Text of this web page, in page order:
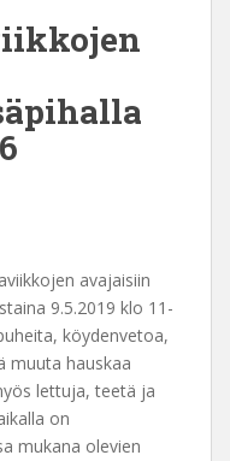
avajaisiin
9.5.2019 klo 11-
köydenvetoa,
muuta hauskaa
lettuja, teetä ja
on
mukana olevien